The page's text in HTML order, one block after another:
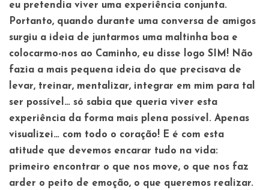
eu pretendia viver uma experiência conjunta.
Portanto, quando durante uma conversa de amigos
surgiu a ideia de juntarmos uma maltinha boa e
colocarmo-nos ao Caminho, eu disse logo SIM! Não
fazia a mais pequena ideia do que precisava de
levar, treinar, mentalizar, integrar em mim para tal
ser possível… só sabia que queria viver esta
experiência da forma mais plena possível. Apenas
visualizei… com todo o coração! E é com esta
atitude que devemos encarar tudo na vida:
primeiro encontrar o que nos move, o que nos faz
arder o peito de emoção, o que queremos realizar.